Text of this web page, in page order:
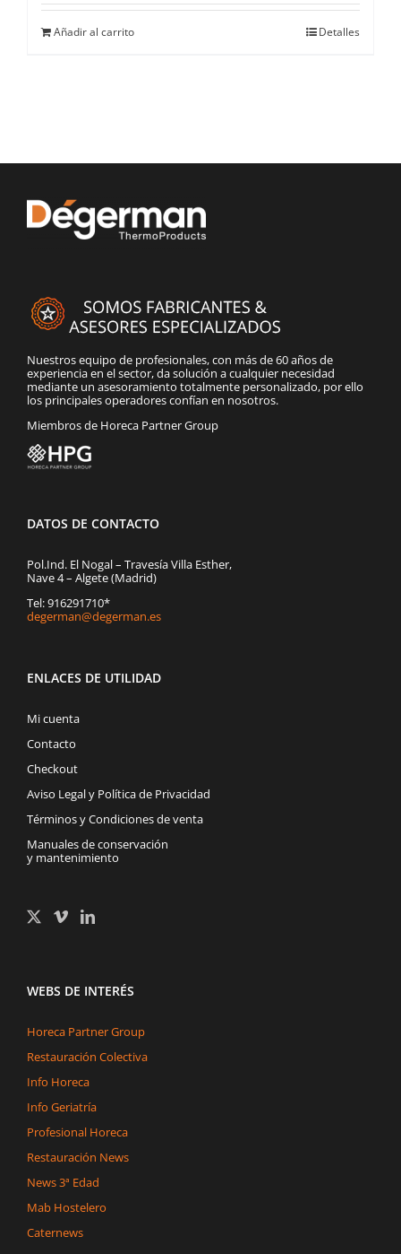
Añadir al carrito Detalles
Nuestros equipo de profesionales, con más de 60 años de
experiencia en el sector, da solución a cualquier necesidad
mediante un asesoramiento totalmente personalizado, por ello
los principales operadores confían en nosotros.
Miembros de Horeca Partner Group
DATOS DE CONTACTO
Pol.Ind. El Nogal – Travesía Villa Esther,
Nave 4 – Algete (Madrid)
Tel: 916291710*
degerman@degerman.es
ENLACES DE UTILIDAD
Mi cuenta
Contacto
Checkout
Aviso Legal y Política de Privacidad
Términos y Condiciones de venta
Manuales de conservación
y mantenimiento
WEBS DE INTERÉS
Horeca Partner Group
Restauración Colectiva
Info Horeca
Info Geriatría
Profesional Horeca
Restauración News
News 3ª Edad
Mab Hostelero
Caternews